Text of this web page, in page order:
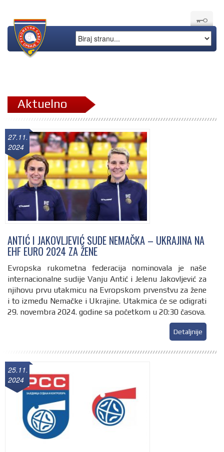
Aktuelno
27.11.
2024
ANTIĆ I JAKOVLJEVIĆ SUDE NEMAČKA – UKRAJINA NA
EHF EURO 2024 ZA ŽENE
Evropska rukometna federacija nominovala je naše
internacionalne sudije Vanju Antić i Jelenu Jakovljević za
njihovu prvu utakmicu na Evropskom prvenstvu za žene
i to između Nemačke i Ukrajine. Utakmica će se odigrati
29. novembra 2024. godine sa početkom u 20:30 časova.
Detaljnije
25.11.
2024